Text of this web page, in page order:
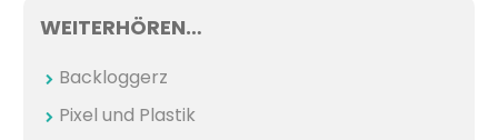
WEITERHÖREN…
Backloggerz
Pixel und Plastik